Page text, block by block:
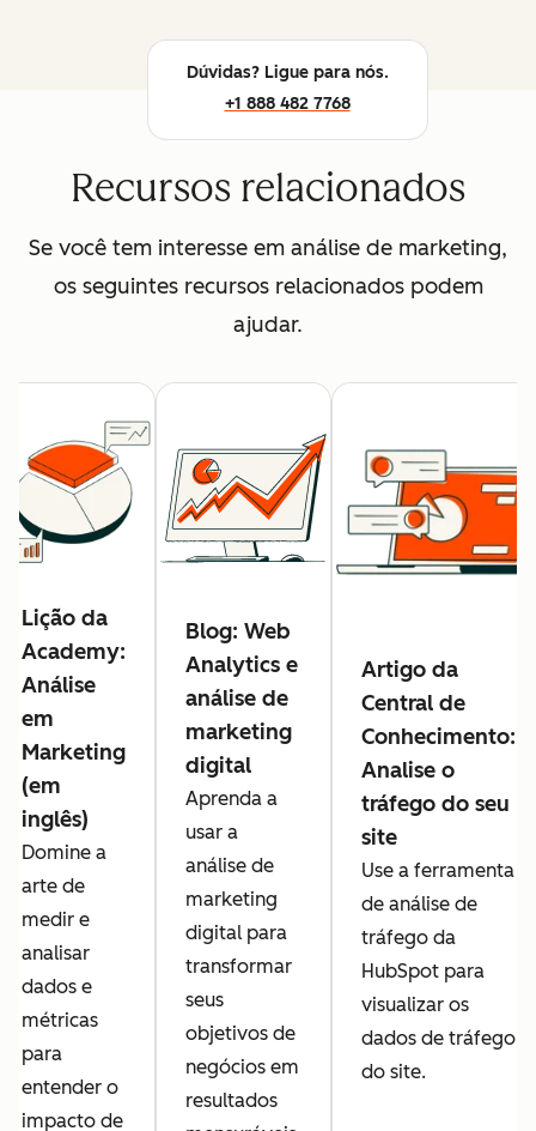
Dúvidas? Ligue para nós.
+1 888 482 7768
Recursos relacionados
Se você tem interesse em análise de marketing,
os seguintes recursos relacionados podem
ajudar.
Lição da
Academy:
Análise
em
Marketing
(em
inglês)
Domine a
arte de
medir e
analisar
dados e
métricas
para
entender o
impacto de
Blog: Web
Analytics e
análise de
marketing
digital
Aprenda a
usar a
análise de
marketing
digital para
transformar
seus
objetivos de
negócios em
resultados
Artigo da
Central de
Conhecimento:
Analise o
tráfego do seu
site
Use a ferramenta
de análise de
tráfego da
HubSpot para
visualizar os
dados de tráfego
do site.